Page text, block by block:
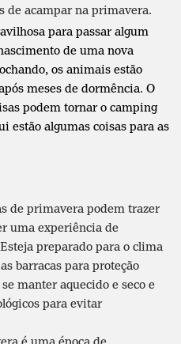
de acampar na primavera.
para passar algum
de uma nova
os animais estão
meses de dormência. O
podem tornar o camping
estão algumas coisas para as
de primavera podem trazer
uma experiência de
preparado para o clima
barracas para proteção
manter aquecido e seco e
para evitar
é uma época de